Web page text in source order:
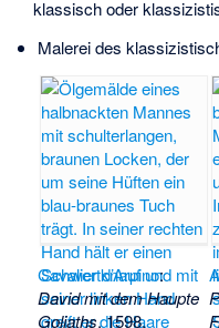
klassisch oder
Malerei des
Cavalier d’Arpino:
David mit dem Haupte
Goliaths, 1598,